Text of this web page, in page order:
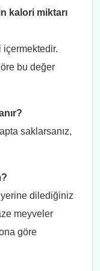
kalori miktarı
içermektedir.
bu değer
saklarsanız,
dilediğiniz
meyveler
göre